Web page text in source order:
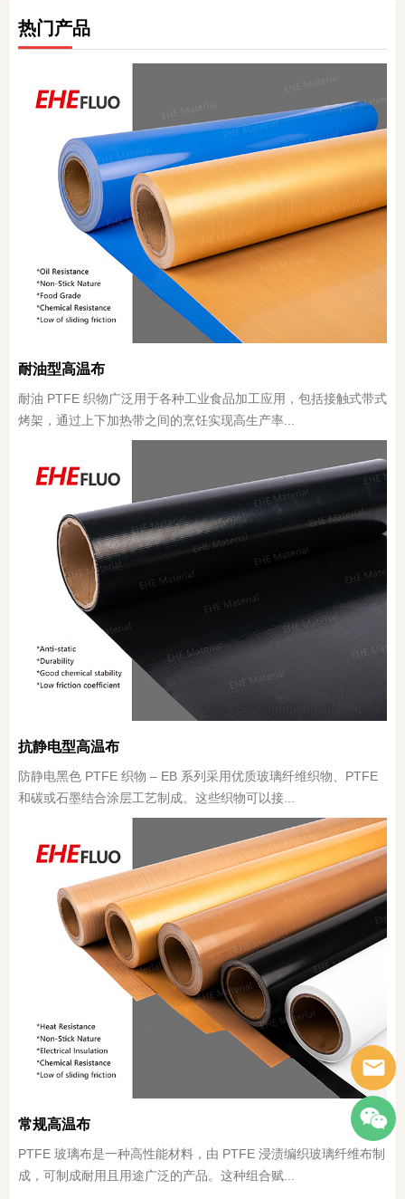
热门产品
耐油型高温布
耐油 PTFE 织物广泛用于各种工业食品加工应用，包括接触式带式
烤架，通过上下加热带之间的烹饪实现高生产率...
抗静电型高温布
防静电黑色 PTFE 织物 – EB 系列采用优质玻璃纤维织物、PTFE
和碳或石墨结合涂层工艺制成。这些织物可以接...
常规高温布
PTFE 玻璃布是一种高性能材料，由 PTFE 浸渍编织玻璃纤维布制
成，可制成耐用且用途广泛的产品。这种组合赋...